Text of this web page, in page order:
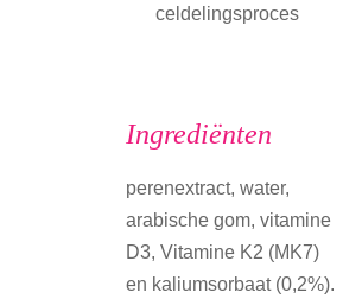
celdelingsproces
Ingrediënten
perenextract, water,
arabische gom, vitamine
D3, Vitamine K2 (MK7)
en kaliumsorbaat (0,2%).